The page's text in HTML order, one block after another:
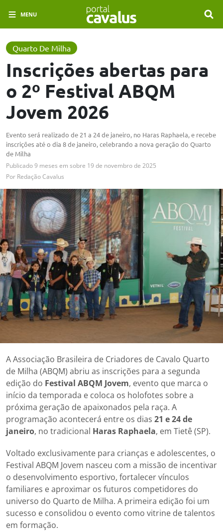
MENU
Quarto De Milha
Inscrições abertas para
o 2º Festival ABQM
Jovem 2026
Evento será realizado de 21 a 24 de janeiro, no Haras Raphaela, e recebe
inscrições até o dia 8 de janeiro, celebrando a nova geração do Quarto
de Milha
Publicado9 meses em sobre 19 de novembro de 2025
Por Redação Cavalus
A Associação Brasileira de Criadores de Cavalo Quarto
de Milha (ABQM) abriu as inscrições para a segunda
edição do Festival ABQM Jovem, evento que marca o
início da temporada e coloca os holofotes sobre a
próxima geração de apaixonados pela raça. A
programação acontecerá entre os dias 21 e 24 de
janeiro, no tradicional Haras Raphaela, em Tietê (SP).
Voltado exclusivamente para crianças e adolescentes, o
Festival ABQM Jovem nasceu com a missão de incentivar
o desenvolvimento esportivo, fortalecer vínculos
familiares e aproximar os futuros competidores do
universo do Quarto de Milha. A primeira edição foi um
sucesso e consolidou o evento como vitrine de talentos
em formação.